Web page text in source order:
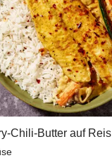
Chili-Butter auf Reis